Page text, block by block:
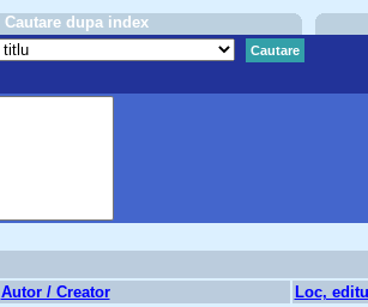
Cautare dupa index
Cautare
Autor / Creator Loc,